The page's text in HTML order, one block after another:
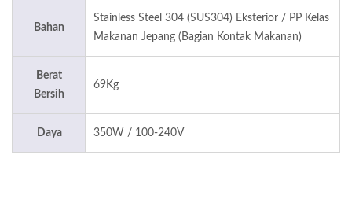
Bahan
Stainless Steel 304 (SUS304) Eksterior / PP Kelas
Makanan Jepang (Bagian Kontak Makanan)
Berat
Bersih
69Kg
Daya 350W / 100-240V